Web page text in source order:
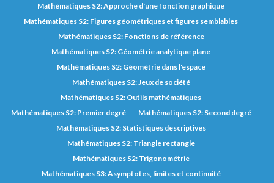
Mathématiques S2: Approche d'une fonction graphique
Mathématiques S2: Figures géométriques et figures semblables
Mathématiques S2: Fonctions de référence
Mathématiques S2: Géométrie analytique plane
Mathématiques S2: Géométrie dans l'espace
Mathématiques S2: Jeux de société
Mathématiques S2: Outils mathématiques
Mathématiques S2: Premier degré
Mathématiques S2: Second degré
Mathématiques S2: Statistiques descriptives
Mathématiques S2: Triangle rectangle
Mathématiques S2: Trigonométrie
Mathématiques S3: Asymptotes, limites et continuité